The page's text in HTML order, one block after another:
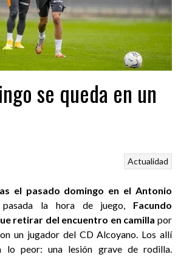
se queda en un
Actualidad
el pasado domingo en el Antonio
pasada la hora de juego, Facundo
retirar del encuentro en camilla por
un jugador del CD Alcoyano. Los allí
lo peor: una lesión grave de rodilla.